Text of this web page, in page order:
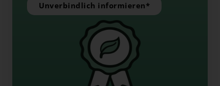
Unverbindlich informieren*